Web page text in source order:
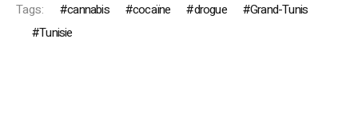
Tags: cannabis cocaïne drogue
Grand-Tunis
Tunisie